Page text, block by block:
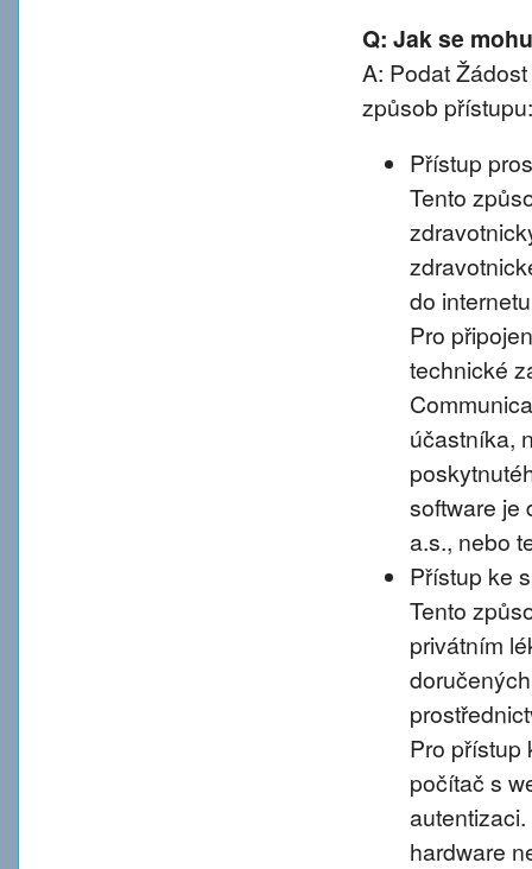
Q: Jak se
A: Podat
způsob přístupu:
Přístup
Tento
do
Pro
technické
účastníka,
software je
a.s., nebo
Přístup ke
Tento
privátním
Pro přístup
počítač s
hardware